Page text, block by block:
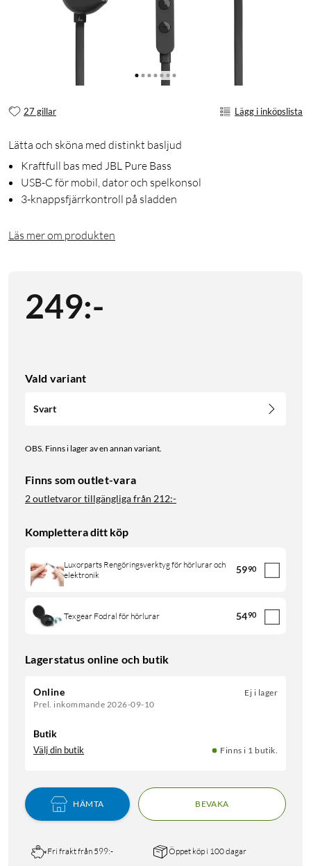
27 gillar Lägg i inköpslista
Lätta och sköna med distinkt basljud
Kraftfull bas med JBL Pure Bass
USB-C för mobil, dator och spelkonsol
3-knappsfjärrkontroll på sladden
Läs mer om produkten
249:-
Vald variant
Svart
OBS. Finns i lager av en annan variant.
Finns som outlet-vara
2 outletvaror tillgängliga från 212:-
Komplettera ditt köp
Luxorparts Rengöringsverktyg för hörlurar och
elektronik
5990
Texgear Fodral för hörlurar 5490
Lagerstatus online och butik
Online
Prel. inkommande 2026-09-10
Ej i lager
Butik
Välj din butik Finns i 1 butik.
HÄMTA BEVAKA
Fri frakt från 599:- Öppet köp i 100 dagar